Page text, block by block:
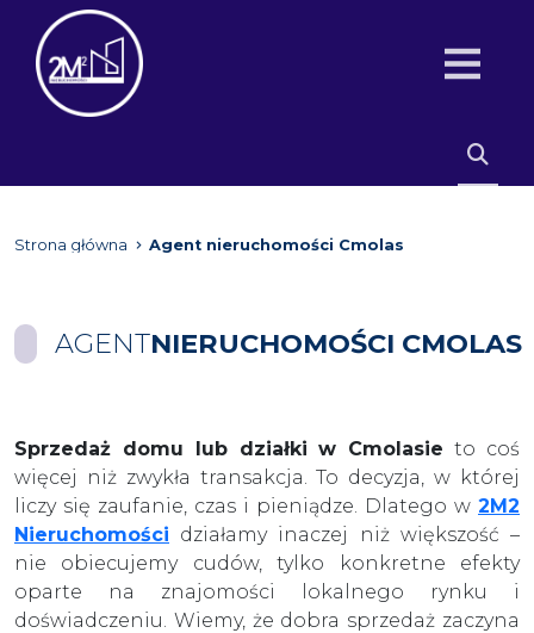
Strona główna Agent nieruchomości Cmolas
AGENTNIERUCHOMOŚCI CMOLAS
Sprzedaż domu lub działki w Cmolasie to coś
więcej niż zwykła transakcja. To decyzja, w której
liczy się zaufanie, czas i pieniądze. Dlatego w 2M2
Nieruchomości działamy inaczej niż większość –
nie obiecujemy cudów, tylko konkretne efekty
oparte na znajomości lokalnego rynku i
doświadczeniu. Wiemy, że dobra sprzedaż zaczyna